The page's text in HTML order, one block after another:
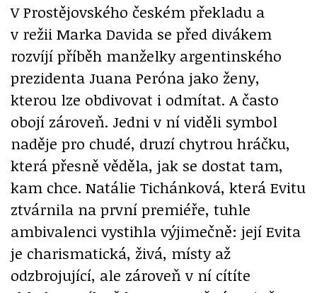
V Prostějovského českém překladu a
v režii Marka Davida se před divákem
rozvíjí příběh manželky argentinského
prezidenta Juana Peróna jako ženy,
kterou lze obdivovat i odmítat. A často
obojí zároveň. Jedni v ní viděli symbol
naděje pro chudé, druzí chytrou hráčku,
která přesně věděla, jak se dostat tam,
kam chce. Natálie Tichánková, která Evitu
ztvárnila na první premiéře, tuhle
ambivalenci vystihla výjimečně: její Evita
je charismatická, živá, místy až
odzbrojující, ale zároveň v ní cítíte